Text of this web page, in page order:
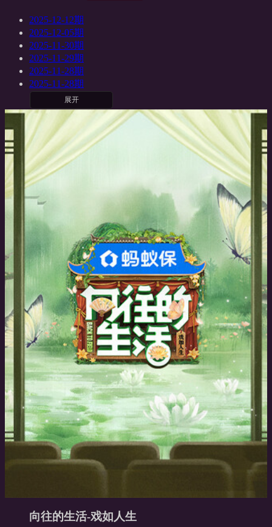
2025-12-12期
2025-12-05期
2025-11-30期
2025-11-29期
2025-11-28期
2025-11-28期
展开
向往的生活-戏如人生